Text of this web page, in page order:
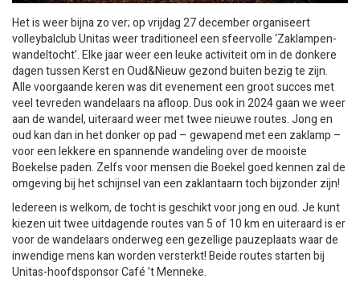
Het is weer bijna zo ver; op vrijdag 27 december organiseert
volleybalclub Unitas weer traditioneel een sfeervolle ‘Zaklampen-
wandeltocht’. Elke jaar weer een leuke activiteit om in de donkere
dagen tussen Kerst en Oud&Nieuw gezond buiten bezig te zijn.
Alle voorgaande keren was dit evenement een groot succes met
veel tevreden wandelaars na afloop. Dus ook in 2024 gaan we weer
aan de wandel, uiteraard weer met twee nieuwe routes. Jong en
oud kan dan in het donker op pad – gewapend met een zaklamp –
voor een lekkere en spannende wandeling over de mooiste
Boekelse paden. Zelfs voor mensen die Boekel goed kennen zal de
omgeving bij het schijnsel van een zaklantaarn toch bijzonder zijn!
Iedereen is welkom, de tocht is geschikt voor jong en oud. Je kunt
kiezen uit twee uitdagende routes van 5 of 10 km en uiteraard is er
voor de wandelaars onderweg een gezellige pauzeplaats waar de
inwendige mens kan worden versterkt! Beide routes starten bij
Unitas-hoofdsponsor Café ’t Menneke.